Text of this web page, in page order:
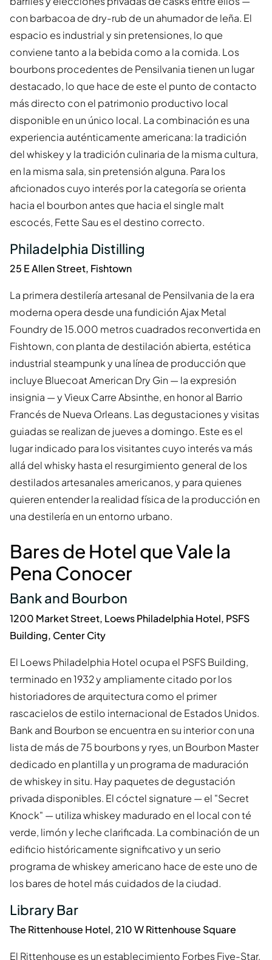
con barbacoa de dry-rub de un ahumador de leña. El
espacio es industrial y sin pretensiones, lo que
conviene tanto a la bebida como a la comida. Los
bourbons procedentes de Pensilvania tienen un lugar
destacado, lo que hace de este el punto de contacto
más directo con el patrimonio productivo local
disponible en un único local. La combinación es una
experiencia auténticamente americana: la tradición
del whiskey y la tradición culinaria de la misma cultura,
en la misma sala, sin pretensión alguna. Para los
aficionados cuyo interés por la categoría se orienta
hacia el bourbon antes que hacia el single malt
escocés, Fette Sau es el destino correcto.
Philadelphia Distilling
25 E Allen Street, Fishtown
La primera destilería artesanal de Pensilvania de la era
moderna opera desde una fundición Ajax Metal
Foundry de 15.000 metros cuadrados reconvertida en
Fishtown, con planta de destilación abierta, estética
industrial steampunk y una línea de producción que
incluye Bluecoat American Dry Gin — la expresión
insignia — y Vieux Carre Absinthe, en honor al Barrio
Francés de Nueva Orleans. Las degustaciones y visitas
guiadas se realizan de jueves a domingo. Este es el
lugar indicado para los visitantes cuyo interés va más
allá del whisky hasta el resurgimiento general de los
destilados artesanales americanos, y para quienes
quieren entender la realidad física de la producción en
una destilería en un entorno urbano.
Bares de Hotel que Vale la
Pena Conocer
Bank and Bourbon
1200 Market Street, Loews Philadelphia Hotel, PSFS
Building, Center City
El Loews Philadelphia Hotel ocupa el PSFS Building,
terminado en 1932 y ampliamente citado por los
historiadores de arquitectura como el primer
rascacielos de estilo internacional de Estados Unidos.
Bank and Bourbon se encuentra en su interior con una
lista de más de 75 bourbons y ryes, un Bourbon Master
dedicado en plantilla y un programa de maduración
de whiskey in situ. Hay paquetes de degustación
privada disponibles. El cóctel signature — el "Secret
Knock" — utiliza whiskey madurado en el local con té
verde, limón y leche clarificada. La combinación de un
edificio históricamente significativo y un serio
programa de whiskey americano hace de este uno de
los bares de hotel más cuidados de la ciudad.
Library Bar
The Rittenhouse Hotel, 210 W Rittenhouse Square
El Rittenhouse es un establecimiento Forbes Five-Star,